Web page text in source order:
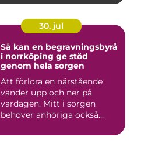
30. jul
Så kan en begravningsbyrå
i norrköping ge stöd
genom hela sorgen
Att förlora en närstående
vänder upp och ner på
vardagen. Mitt i sorgen
behöver anhöriga också